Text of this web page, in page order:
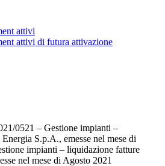
attivi
attivi di futura attivazione
0521 – Gestione impianti –
S.p.A., emesse nel mese di
impianti – liquidazione fatture
nel mese di Agosto 2021